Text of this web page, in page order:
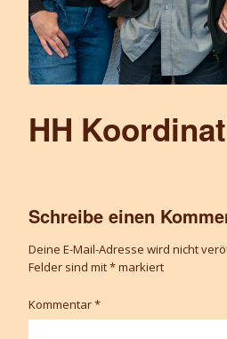
HH
Schreibe einen
Deine E-Mail-Adresse wird nicht
Felder sind mit*markiert
Kommentar*